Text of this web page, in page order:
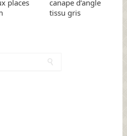
places
canape d’angle
tissu gris